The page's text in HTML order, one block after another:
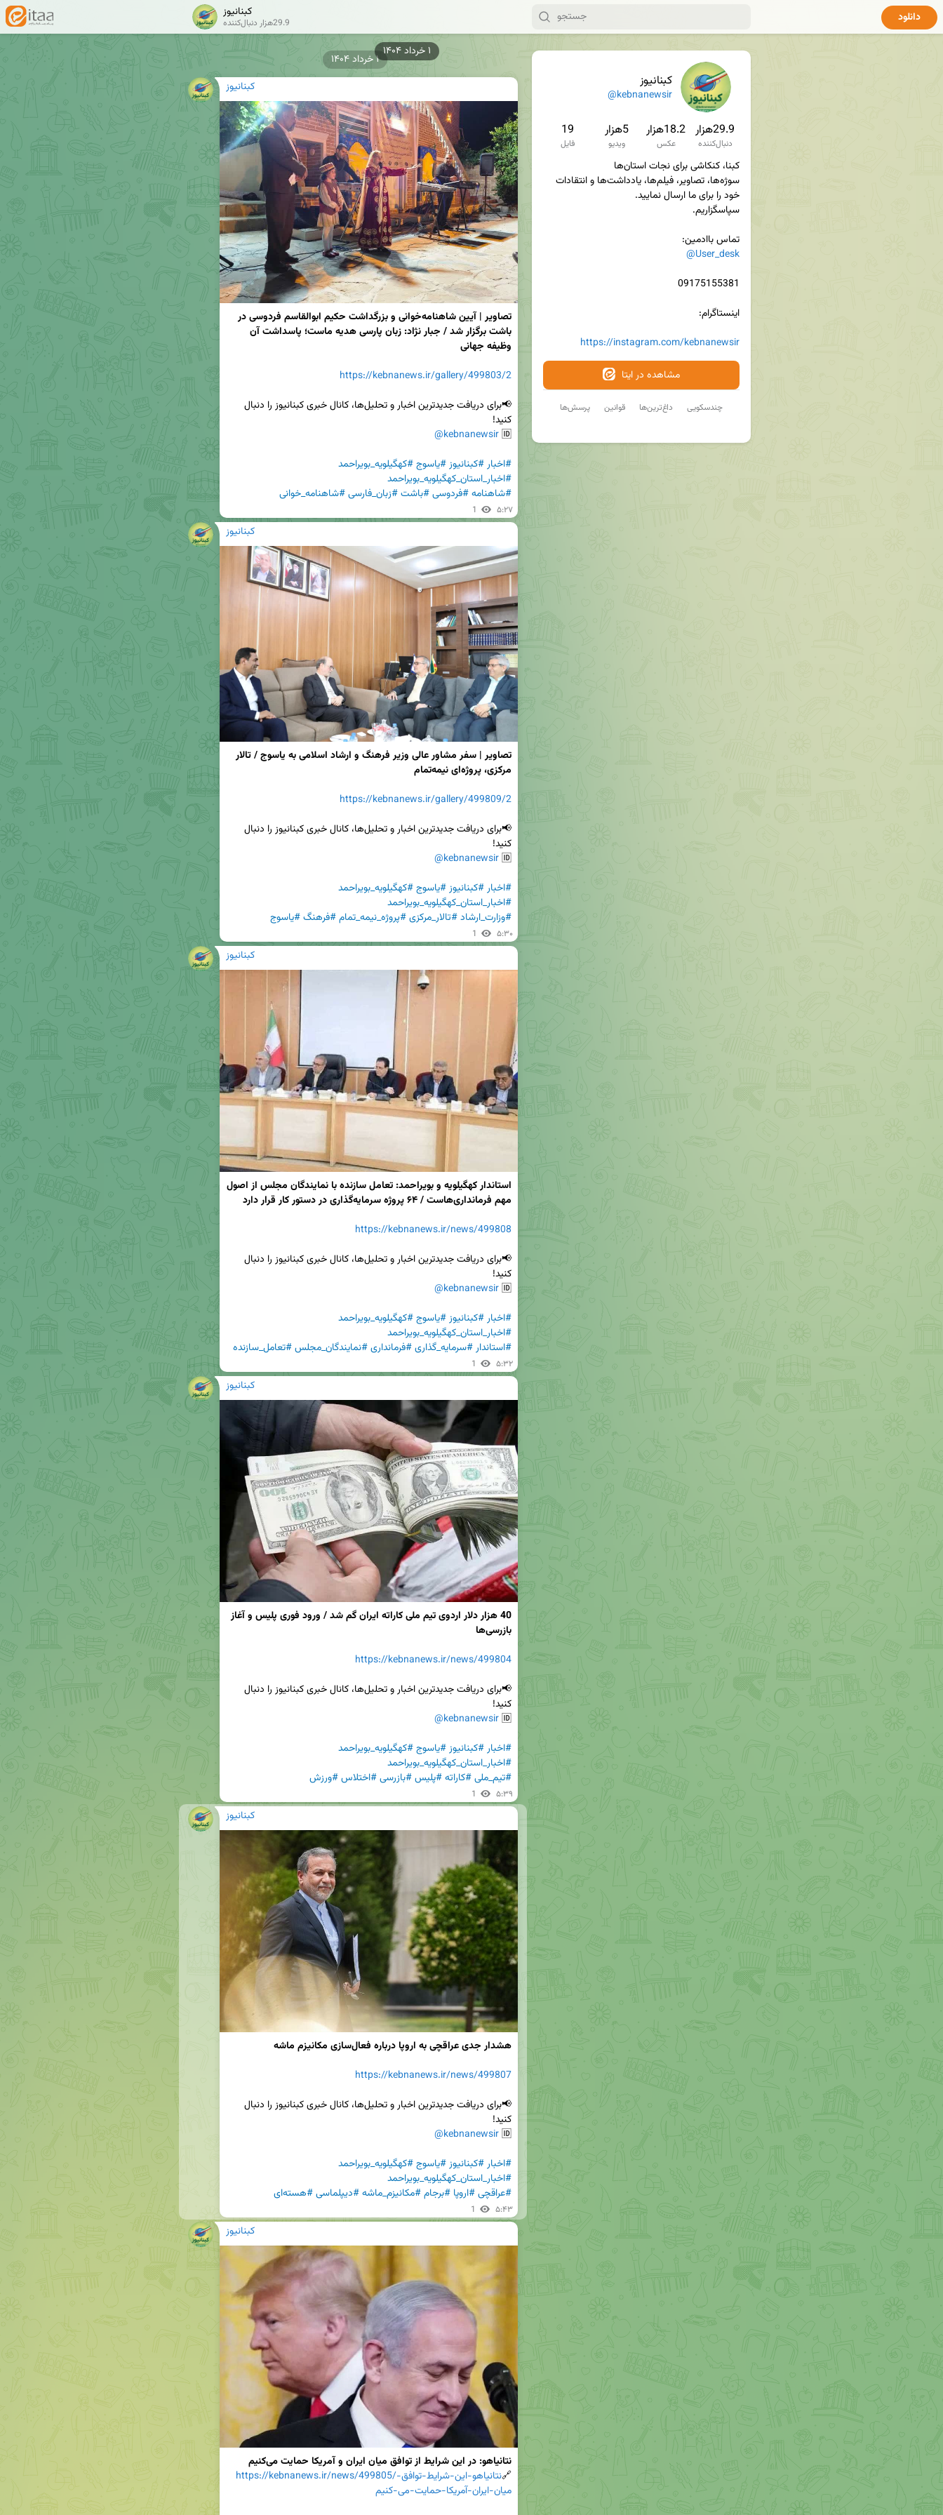
کبنانیوز
@kebnanewsir
29.9هزار
دنبال‌کننده
18.2هزار
عکس
5هزار
ویدیو
19
فایل
تماس باادمین‌:
@User_desk
https://instagram.com/kebnanewsir
مشاهده در ایتا
پرسش‌ها قوانین داغ‌ترین‌ها چندسکویی
کبنانیوز
29.9هزار دنبال‌کننده دانلود
کبنانیوز
تصاویر | آیین شاهنامه‌خوانی و بزرگداشت حکیم ابوالقاسم فردوسی در
وظیفه جهانی
https://kebnanews.ir/gallery/499803/2
🆔
@kebnanewsir
#اخبار#کبنانیوز#یاسوج#کهگیلویه_بویراحمد
#اخبار_استان_کهگیلویه_بویراحمد
#شاهنامه#فردوسی#باشت#زبان_فارسی#شاهنامه_خوانی
1 ۵:۲۷
۱ خرداد ۱۴۰۴
کبنانیوز
تصاویر | سفر مشاور عالی وزیر فرهنگ و ارشاد اسلامی به یاسوج / تالار
مرکزی، پروژه‌ای نیمه‌تمام
https://kebnanews.ir/gallery/499809/2
🆔
@kebnanewsir
#اخبار#کبنانیوز#یاسوج#کهگیلویه_بویراحمد
#اخبار_استان_کهگیلویه_بویراحمد
#وزارت_ارشاد#تالار_مرکزی#پروژه_نیمه_تمام#فرهنگ#یاسوج
1 ۵:۳۰
کبنانیوز
مهم فرمانداری‌هاست / ۶۴ پروژه سرمایه‌گذاری در دستور کار قرار دارد
https://kebnanews.ir/news/499808
🆔
@kebnanewsir
#اخبار#کبنانیوز#یاسوج#کهگیلویه_بویراحمد
#اخبار_استان_کهگیلویه_بویراحمد
#استاندار#سرمایه_گذاری#فرمانداری#نمایندگان_مجلس#تعامل_سازنده
1 ۵:۳۲
کبنانیوز
40 هزار دلار اردوی تیم ملی کاراته ایران گم شد / ورود فوری پلیس و آغاز
بازرسی‌ها
https://kebnanews.ir/news/499804
🆔
@kebnanewsir
#اخبار#کبنانیوز#یاسوج#کهگیلویه_بویراحمد
#اخبار_استان_کهگیلویه_بویراحمد
#تیم_ملی#کاراته#پلیس#بازرسی#اختلاس#ورزش
1 ۵:۳۹
کبنانیوز
هشدار جدی عراقچی به اروپا درباره فعال‌سازی مکانیزم ماشه
https://kebnanews.ir/news/499807
🆔
@kebnanewsir
#اخبار#کبنانیوز#یاسوج#کهگیلویه_بویراحمد
#اخبار_استان_کهگیلویه_بویراحمد
#عراقچی#اروپا #برجام#مکانیزم_ماشه#دیپلماسی#هسته‌ای
1 ۵:۴۳
کبنانیوز
نتانیاهو: در این شرایط از توافق میان ایران و آمریکا حمایت می‌کنیم
🔗
https://kebnanews.ir/news/499805/نتانیاهو-این-شرایط-توافق-
میان-ایران-آمریکا-حمایت-می-کنیم